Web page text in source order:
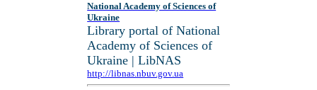
National Academy of Sciences of
Ukraine
Library portal of National
Academy of Sciences of
Ukraine | LibNAS
http://libnas.nbuv.gov.ua